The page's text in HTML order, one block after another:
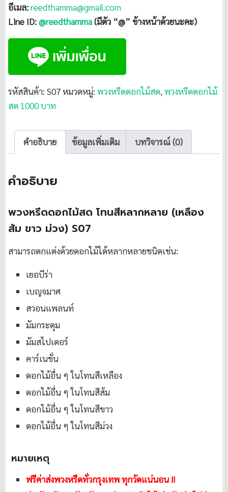
อีเมล:reedthamma@gmail.com
Line ID:@reedthamma(มีตัว “@” ข้างหน้าด้วยนะคะ)
รหัสสินค้า: S07หมวดหมู่: พวงหรีดดอกไม้สด, พวงหรีดดอกไม้
สด 1000 บาท
คำอธิบาย ข้อมูลเพิ่มเติม บทวิจารณ์ (0)
คำอธิบาย
พวงหรีดดอกไม้สด โทนสีหลากหลาย (เหลือง
ส้ม ขาว ม่วง) S07
สามารถตกแต่งด้วยดอกไม้ได้หลากหลายชนิดเช่น:
เยอบีร่า
เบญจมาศ
สวอนแพลนท์
มัมกระดุม
มัมสไปเดอร์
คาร์เนชั่น
ดอกไม้อื่น ๆ ในโทนสีเหลือง
ดอกไม้อื่น ๆ ในโทนสีส้ม
ดอกไม้อื่น ๆ ในโทนสีขาว
ดอกไม้อื่น ๆ ในโทนสีม่วง
หมายเหตุ
ฟรีค่าส่งพวงหรีดทั่วกรุงเทพ ทุกวัดแน่นอน !!